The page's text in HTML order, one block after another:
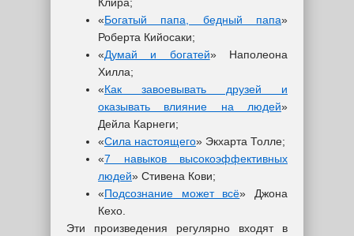
Клира;
«Богатый папа, бедный папа»
Роберта Кийосаки;
«Думай и богатей» Наполеона
Хилла;
«Как завоевывать друзей и
оказывать влияние на людей»
Дейла Карнеги;
«Сила настоящего» Экхарта Толле;
«7 навыков высокоэффективных
людей» Стивена Кови;
«Подсознание может всё» Джона
Кехо.
Эти произведения регулярно входят в